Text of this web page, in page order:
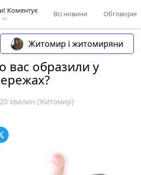
Коментує
Всі новини
Житомир і житомиряни
вас образили у
20 хвилин (Житомир)